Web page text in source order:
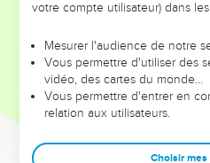
leur foi ou leur vision. Mais on
et les saisons difficiles qu'ils ont
sont elles qui les
Dans cette conférence, leaders,
clés pour avancer avec plus de
votre compte utilisateur) dans
Mesurer l'audience de notre
Vous permettre d'utiliser des
vidéo, des cartes du monde…
Vous permettre d'entrer en
relation aux utilisateurs.
Choisir mes